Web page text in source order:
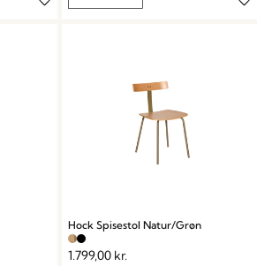
Hock Spisestol Natur/Grøn
1.799,00 kr.